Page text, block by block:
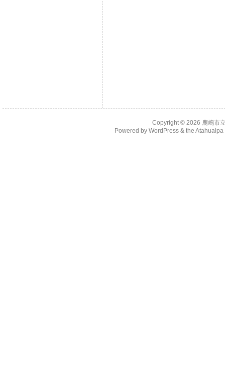
Copyright © 2026 鹿嶋市
Powered by WordPress& the Atahualpa